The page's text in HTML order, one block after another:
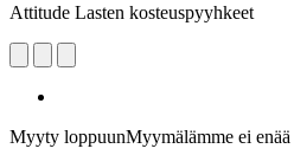
Attitude Lasten kosteuspyyhkeet
Myyty loppuunMyymälämme ei